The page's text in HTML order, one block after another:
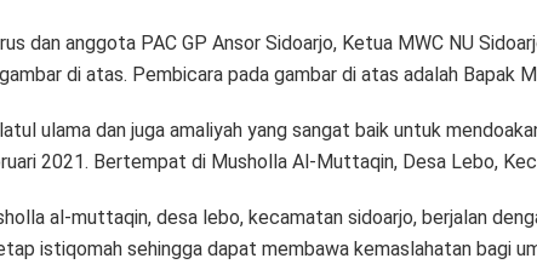
dan anggota PAC GP Ansor Sidoarjo, Ketua MWC NU
di atas. Pembicara pada gambar di atas adalah Bapak
ulama dan juga amaliyah yang sangat baik untuk
2021. Bertempat di Musholla Al-Muttaqin, Desa Lebo,
al-muttaqin, desa lebo, kecamatan sidoarjo, berjalan
istiqomah sehingga dapat membawa kemaslahatan bagi